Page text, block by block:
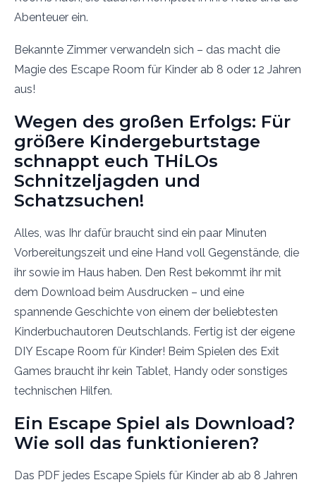
Abenteuer ein.
Bekannte Zimmer verwandeln sich – das macht die
Magie des Escape Room für Kinder ab 8 oder 12 Jahren
aus!
Wegen des großen Erfolgs: Für
größere Kindergeburtstage
schnappt euch THiLOs
Schnitzeljagden und
Schatzsuchen!
Alles, was Ihr dafür braucht sind ein paar Minuten
Vorbereitungszeit und eine Hand voll Gegenstände, die
ihr sowie im Haus haben. Den Rest bekommt ihr mit
dem Download beim Ausdrucken – und eine
spannende Geschichte von einem der beliebtesten
Kinderbuchautoren Deutschlands. Fertig ist der eigene
DIY Escape Room für Kinder! Beim Spielen des Exit
Games braucht ihr kein Tablet, Handy oder sonstiges
technischen Hilfen.
Ein Escape Spiel als Download?
Wie soll das funktionieren?
Das PDF jedes Escape Spiels für Kinder ab ab 8 Jahren